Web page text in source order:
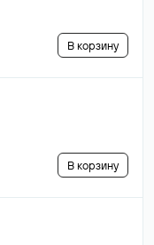
В корзину
В корзину